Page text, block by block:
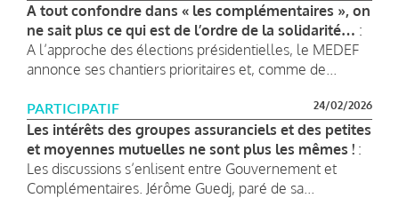
A tout confondre dans « les complémentaires », on
ne sait plus ce qui est de l’ordre de la solidarité… :
A l’approche des élections présidentielles, le MEDEF
annonce ses chantiers prioritaires et, comme de...
PARTICIPATIF 24/02/2026
Les intérêts des groupes assuranciels et des petites
et moyennes mutuelles ne sont plus les mêmes ! :
Les discussions s’enlisent entre Gouvernement et
Complémentaires. Jérôme Guedj, paré de sa...